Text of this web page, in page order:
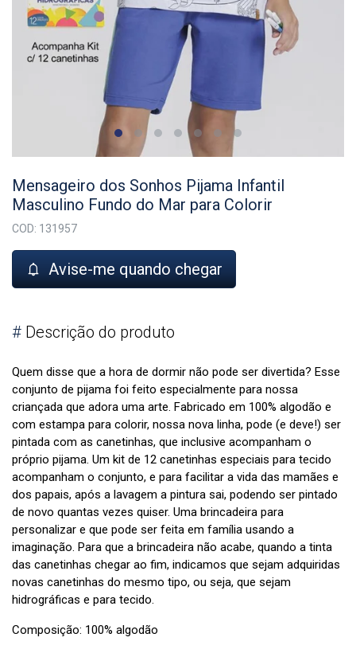
Mensageiro dos Sonhos Pijama Infantil
Masculino Fundo do Mar para Colorir
COD: 131957
Avise-me quando chegar
# Descrição do produto
Quem disse que a hora de dormir não pode ser divertida? Esse
conjunto de pijama foi feito especialmente para nossa
criançada que adora uma arte. Fabricado em 100% algodão e
com estampa para colorir, nossa nova linha, pode (e deve!) ser
pintada com as canetinhas, que inclusive acompanham o
próprio pijama. Um kit de 12 canetinhas especiais para tecido
acompanham o conjunto, e para facilitar a vida das mamães e
dos papais, após a lavagem a pintura sai, podendo ser pintado
de novo quantas vezes quiser. Uma brincadeira para
personalizar e que pode ser feita em família usando a
imaginação. Para que a brincadeira não acabe, quando a tinta
das canetinhas chegar ao fim, indicamos que sejam adquiridas
novas canetinhas do mesmo tipo, ou seja, que sejam
hidrográficas e para tecido.
Composição: 100% algodão